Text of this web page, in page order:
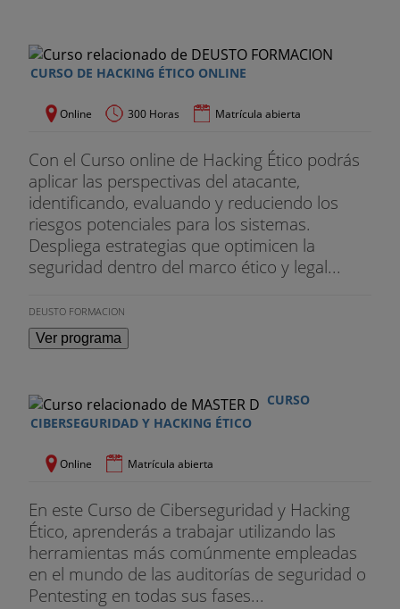
CURSO DE HACKING ÉTICO ONLINE
Online 300 Horas Matrícula abierta
Con el Curso online de Hacking Ético podrás
aplicar las perspectivas del atacante,
identificando, evaluando y reduciendo los
riesgos potenciales para los sistemas.
Despliega estrategias que optimicen la
seguridad dentro del marco ético y legal...
DEUSTO FORMACION
Ver programa
CURSO
CIBERSEGURIDAD Y HACKING ÉTICO
Online Matrícula abierta
En este Curso de Ciberseguridad y Hacking
Ético, aprenderás a trabajar utilizando las
herramientas más comúnmente empleadas
en el mundo de las auditorías de seguridad o
Pentesting en todas sus fases...